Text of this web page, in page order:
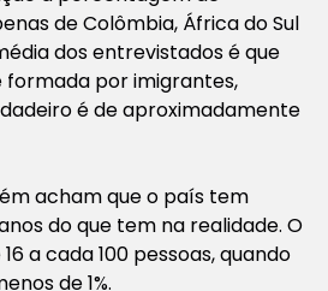
de Colômbia, África do Sul
dos entrevistados é que
formada por imigrantes,
é de aproximadamente
acham que o país tem
do que tem na realidade. O
a cada 100 pessoas, quando
de 1%.